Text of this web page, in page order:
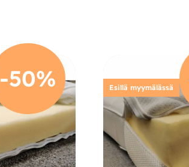
-50% Esillä myymälässä